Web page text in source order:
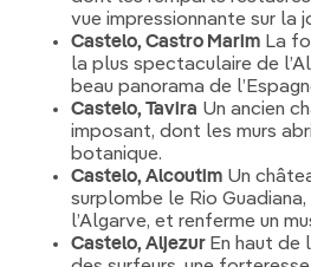
vue impressionnante sur la
Castelo, Castro Marim La
la plus spectaculaire de
beau panorama de
Castelo, Tavira Un ancien
imposant, dont les murs
botanique.
Castelo, Alcoutim Un
surplombe le Rio
l’Algarve, et renferme un
Castelo, Aljezur En haut de